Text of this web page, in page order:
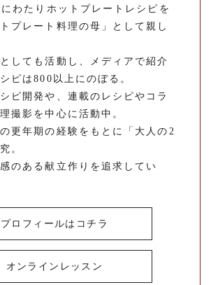
わたりホットプレートレシピを
プレート料理の母」として親し
しても活動し、メディアで紹介
ピは800以上にのぼる。
ピ開発や、連載のレシピやコラ
撮影を中心に活動中。
更年期の経験をもとに「大人の2
。
のある献立作りを追求してい
プロフィールはコチラ
オンラインレッスン